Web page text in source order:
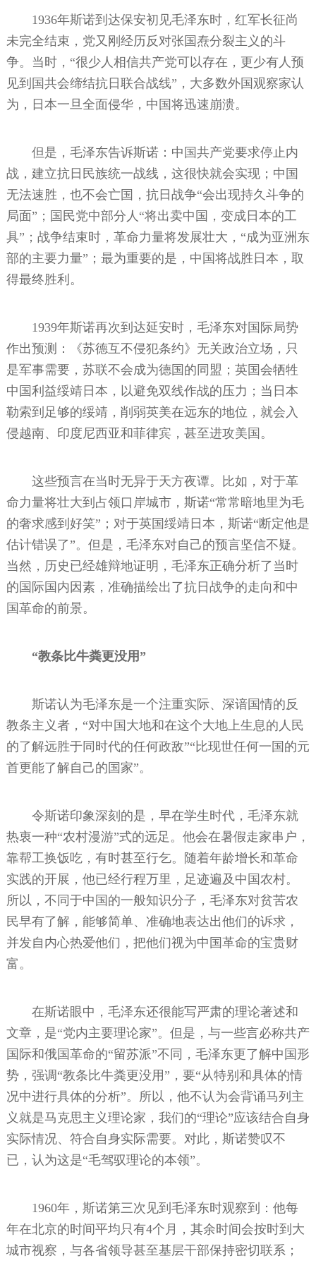
1936年斯诺到达保安初见毛泽东时，红军长征尚
未完全结束，党又刚经历反对张国焘分裂主义的斗
争。当时，“很少人相信共产党可以存在，更少有人预
见到国共会缔结抗日联合战线”，大多数外国观察家认
为，日本一旦全面侵华，中国将迅速崩溃。
但是，毛泽东告诉斯诺：中国共产党要求停止内
战，建立抗日民族统一战线，这很快就会实现；中国
无法速胜，也不会亡国，抗日战争“会出现持久斗争的
局面”；国民党中部分人“将出卖中国，变成日本的工
具”；战争结束时，革命力量将发展壮大，“成为亚洲东
部的主要力量”；最为重要的是，中国将战胜日本，取
得最终胜利。
1939年斯诺再次到达延安时，毛泽东对国际局势
作出预测：《苏德互不侵犯条约》无关政治立场，只
是军事需要，苏联不会成为德国的同盟；英国会牺牲
中国利益绥靖日本，以避免双线作战的压力；当日本
勒索到足够的绥靖，削弱英美在远东的地位，就会入
侵越南、印度尼西亚和菲律宾，甚至进攻美国。
这些预言在当时无异于天方夜谭。比如，对于革
命力量将壮大到占领口岸城市，斯诺“常常暗地里为毛
的奢求感到好笑”；对于英国绥靖日本，斯诺“断定他是
估计错误了”。但是，毛泽东对自己的预言坚信不疑。
当然，历史已经雄辩地证明，毛泽东正确分析了当时
的国际国内因素，准确描绘出了抗日战争的走向和中
国革命的前景。
“教条比牛粪更没用”
斯诺认为毛泽东是一个注重实际、深谙国情的反
教条主义者，“对中国大地和在这个大地上生息的人民
的了解远胜于同时代的任何政敌”“比现世任何一国的元
首更能了解自己的国家”。
令斯诺印象深刻的是，早在学生时代，毛泽东就
热衷一种“农村漫游”式的远足。他会在暑假走家串户，
靠帮工换饭吃，有时甚至行乞。随着年龄增长和革命
实践的开展，他已经行程万里，足迹遍及中国农村。
所以，不同于中国的一般知识分子，毛泽东对贫苦农
民早有了解，能够简单、准确地表达出他们的诉求，
并发自内心热爱他们，把他们视为中国革命的宝贵财
富。
在斯诺眼中，毛泽东还很能写严肃的理论著述和
文章，是“党内主要理论家”。但是，与一些言必称共产
国际和俄国革命的“留苏派”不同，毛泽东更了解中国形
势，强调“教条比牛粪更没用”，要“从特别和具体的情
况中进行具体的分析”。所以，他不认为会背诵马列主
义就是马克思主义理论家，我们的“理论”应该结合自身
实际情况、符合自身实际需要。对此，斯诺赞叹不
已，认为这是“毛驾驭理论的本领”。
1960年，斯诺第三次见到毛泽东时观察到：他每
年在北京的时间平均只有4个月，其余时间会按时到大
城市视察，与各省领导甚至基层干部保持密切联系；